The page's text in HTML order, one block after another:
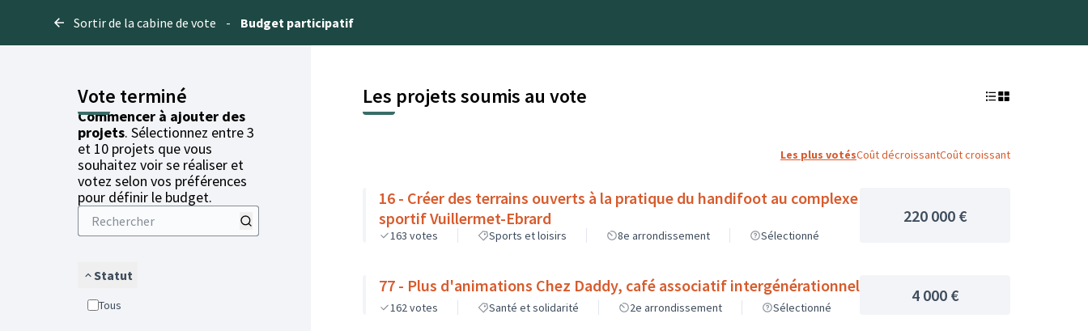
Sortir de la cabine de vote - Budget participatif
Vote terminé
Commencer à ajouter des
projets. Sélectionnez entre 3
et 10 projets que vous
souhaitez voir se réaliser et
votez selon vos préférences
pour définir le budget.
Statut
Tous
Les projets soumis au vote
Les plus votésCoût décroissantCoût croissant
16 - Créer des terrains ouverts à la pratique du handifoot au complexe
sportif Vuillermet-Ebrard
163 votes Sports et loisirs 8e arrondissement Sélectionné
220 000 €
77 - Plus d'animations Chez Daddy, café associatif intergénérationnel
162votes Santé et solidarité 2e arrondissement Sélectionné
4 000 €